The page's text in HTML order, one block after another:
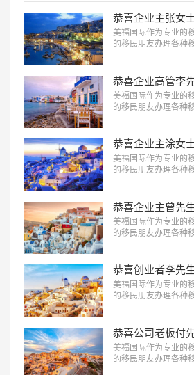
美福国际作为专业的
的移民朋友办理各种
美福国际作为专业的
的移民朋友办理各种
美福国际作为专业的
的移民朋友办理各种
美福国际作为专业的
的移民朋友办理各种
美福国际作为专业的
的移民朋友办理各种
美福国际作为专业的
的移民朋友办理各种